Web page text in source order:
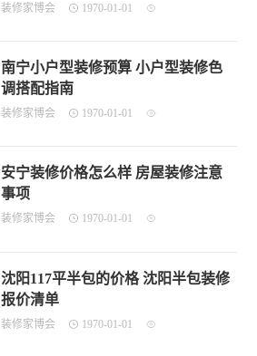
装修家博会 1970-01-01
南宁小户型装修预算 小户型装修色
调搭配指南
装修家博会 1970-01-01
安宁装修价格怎么样 房屋装修注意
事项
装修家博会 1970-01-01
沈阳117平半包的价格 沈阳半包装修
报价清单
装修家博会 1970-01-01